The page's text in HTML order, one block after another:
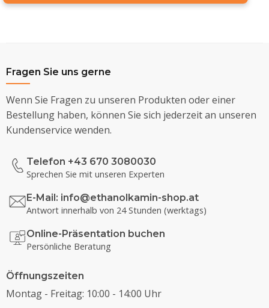
Fragen Sie uns gerne
Wenn Sie Fragen zu unseren Produkten oder einer
Bestellung haben, können Sie sich jederzeit an unseren
Kundenservice wenden.
Telefon +43 670 3080030
Sprechen Sie mit unseren Experten
E-Mail: info@ethanolkamin-shop.at
Antwort innerhalb von 24 Stunden (werktags)
Online-Präsentation buchen
Persönliche Beratung
Öffnungszeiten
Montag - Freitag: 10:00 - 14:00 Uhr